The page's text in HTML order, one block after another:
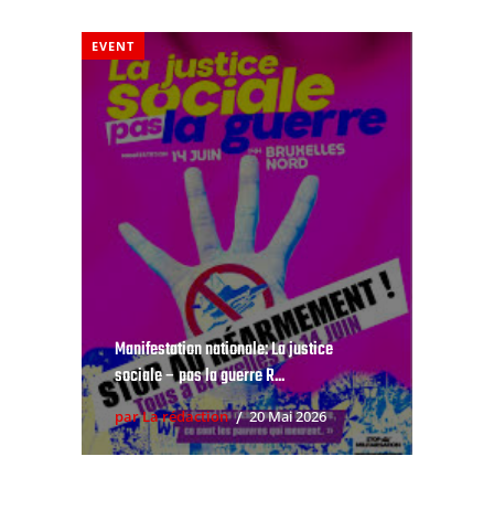
EVENT
Manifestation nationale: La justice
sociale – pas la guerre R...
par La rédaction 20 Mai 2026